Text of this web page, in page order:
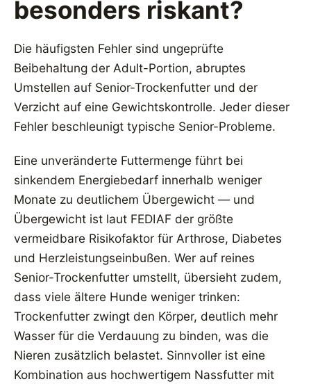
besonders riskant?
Die häufigsten Fehler sind ungeprüfte
Beibehaltung der Adult-Portion, abruptes
Umstellen auf Senior-Trockenfutter und der
Verzicht auf eine Gewichtskontrolle. Jeder dieser
Fehler beschleunigt typische Senior-Probleme.
Eine unveränderte Futtermenge führt bei
sinkendem Energiebedarf innerhalb weniger
Monate zu deutlichem Übergewicht — und
Übergewicht ist laut FEDIAF der größte
vermeidbare Risikofaktor für Arthrose, Diabetes
und Herzleistungseinbußen. Wer auf reines
Senior-Trockenfutter umstellt, übersieht zudem,
dass viele ältere Hunde weniger trinken:
Trockenfutter zwingt den Körper, deutlich mehr
Wasser für die Verdauung zu binden, was die
Nieren zusätzlich belastet. Sinnvoller ist eine
Kombination aus hochwertigem Nassfutter mit